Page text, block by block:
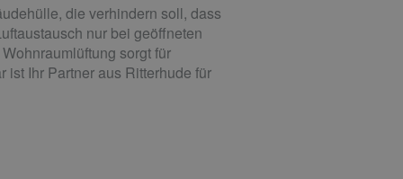
die verhindern soll, dass
nur bei geöffneten
sorgt für
Ihr Partner aus Ritterhude für